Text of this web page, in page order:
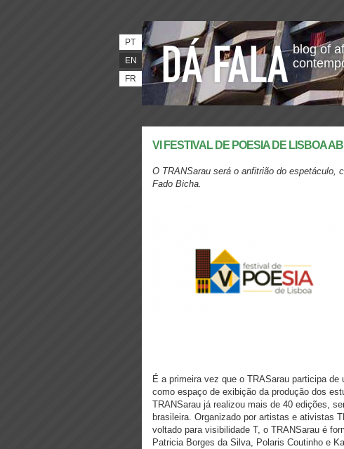
blog of
PT
EN
FR
VI FESTIVAL DE POESIA DE LISBOA
O TRANSarau será o anfitrião do espetáculo,
Fado Bicha.
É a primeira vez que o TRASarau participa
como espaço de exibição da produção dos
TRANSarau já realizou mais de 40 edições,
brasileira. Organizado por artistas e ativistas
voltado para visibilidade T, o TRANSarau é
Patricia Borges da Silva, Polaris Coutinho e